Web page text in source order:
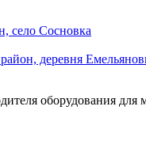
село Сосновка
деревня
оборудования для